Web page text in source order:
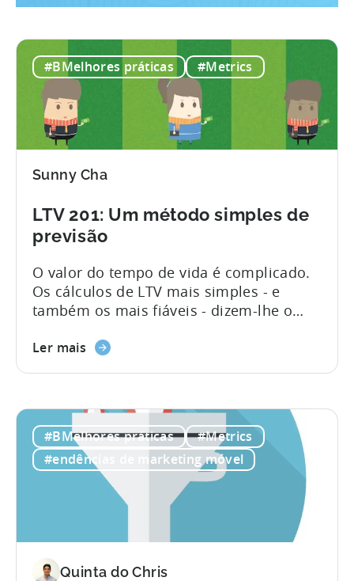
#BMelhores práticas #Metrics
Sunny Cha
LTV 201: Um método simples de
previsão
O valor do tempo de vida é complicado.
Os cálculos de LTV mais simples - e
também os mais fiáveis - dizem-lhe o
ganhou Y dólares por utilizador. Num
conhecer o futuro, o que significa criar
um modelo mais complexo. "Complexo"
pode significar muita coisa...
Ler mais
#BMelhores práticas
#Metrics
#endências de marketing móvel
Quinta do Chris